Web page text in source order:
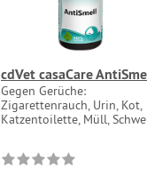
cdVet casaCare
Gegen Gerüche:
Zigarettenrauch, Urin, Kot,
Katzentoilette, Müll,